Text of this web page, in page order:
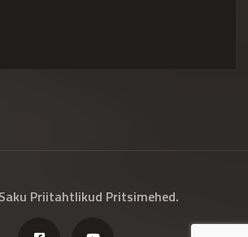
Priitahtlikud Pritsimehed.